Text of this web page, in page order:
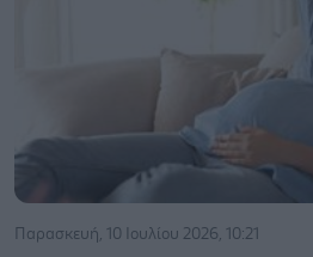
Παρασκευή, 10 Ιουλίου 2026, 10:21